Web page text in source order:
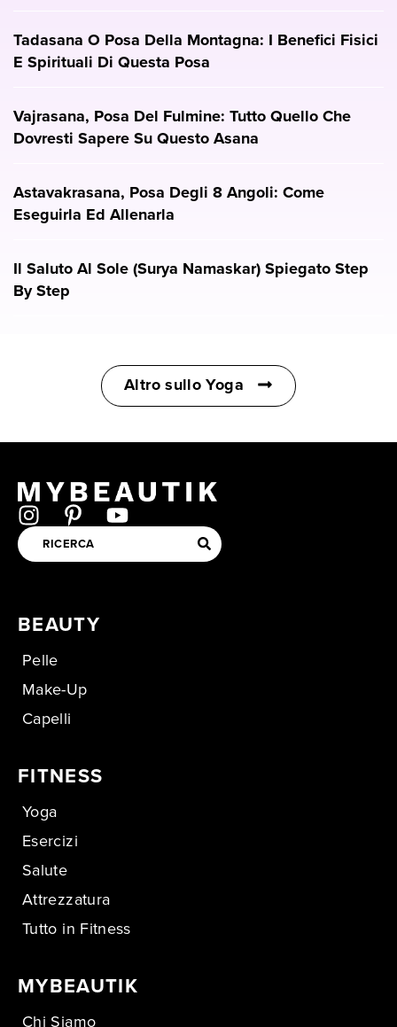
Tadasana O Posa Della Montagna: I Benefici Fisici
E Spirituali Di Questa Posa
Vajrasana, Posa Del Fulmine: Tutto Quello Che
Dovresti Sapere Su Questo Asana
Astavakrasana, Posa Degli 8 Angoli: Come
Eseguirla Ed Allenarla
Il Saluto Al Sole (Surya Namaskar) Spiegato Step
By Step
Altro sullo Yoga
BEAUTY
Pelle
Make-Up
Capelli
FITNESS
Yoga
Esercizi
Salute
Attrezzatura
Tutto in Fitness
MYBEAUTIK
Chi Siamo